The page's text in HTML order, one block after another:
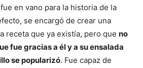
en vano para la historia de la
se encargó de crear una
receta que ya existía, pero que no
fue gracias a él y a su ensalada
se popularizó. Fue capaz de